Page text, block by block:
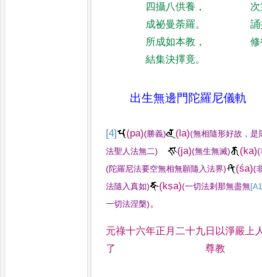
四攝八供養 ，
成祕曼荼羅。
所成如本教 ，
結集決擇竟。
出生無邊門陀羅尼儀軌
[4] (pa)(勝義) (la)(無相隨形好故 ，是
法聖人法無二) (ja)(無生無滅) (ka)(
(陀羅尼法要空無相無願隨入法界) (śa)(
法隨入真如) (kṣa)(一切法剎那無盡無
一切法涅槃)。
元祿十六年正月二十九日以淨嚴上
了 尊教